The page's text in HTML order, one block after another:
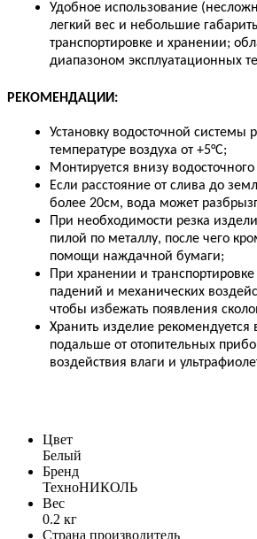
Удобное использование
легкий вес и небольшие
транспортировке и хранении;
диапазоном эксплуатационных
РЕКОМЕНДАЦИИ:
Установку водосточной системы
температуре воздуха от +5°С;
Монтируется внизу водосточного
Если расстояние от слива до
более 20см, вода может
При необходимости резка
пилой по металлу, после чего
помощи наждачной бумаги;
При хранении и
падений и механических
чтобы избежать появления
Хранить изделие
подальше от отопительных
воздействия влаги и
Цвет
Белый
Бренд
ТехноНИКОЛЬ
Вес
0.2 кг
Страна производитель